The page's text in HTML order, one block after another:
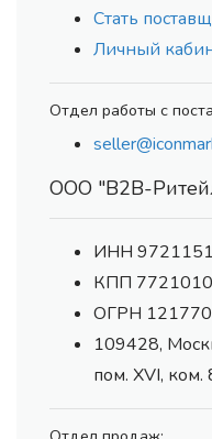
Стать
Личный
Отдел работы с
ООО "В2В-
ИНН
КПП
ОГРН
109428,
пом. XVI, ком.